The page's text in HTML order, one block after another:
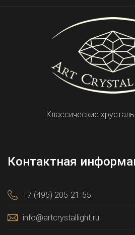
Классические
Контактная
+7 (495) 205-21-55
info@artcrystallight.ru